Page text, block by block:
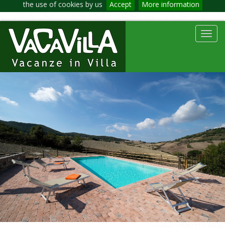
the use of cookies by us Accept More information